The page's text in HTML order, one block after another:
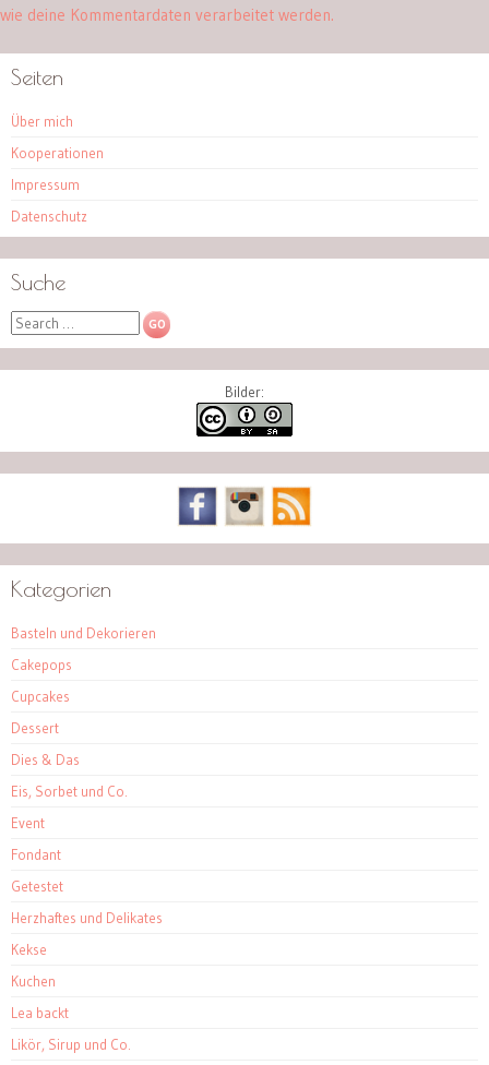
wie deine Kommentardaten verarbeitet werden.
Seiten
Über mich
Kooperationen
Impressum
Datenschutz
Suche
Search
Bilder:
Kategorien
Basteln und Dekorieren
Cakepops
Cupcakes
Dessert
Dies & Das
Eis, Sorbet und Co.
Event
Fondant
Getestet
Herzhaftes und Delikates
Kekse
Kuchen
Lea backt
Likör, Sirup und Co.